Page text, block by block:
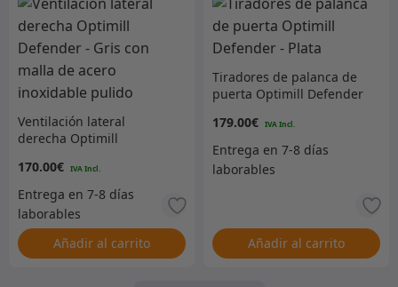
Ventilación lateral
derecha Optimill
de acero inoxidable
pulido
170.00€
Añadir al carrito
Tiradores de palanca de
puerta Optimill Defender
179.00€
Añadir al carrito